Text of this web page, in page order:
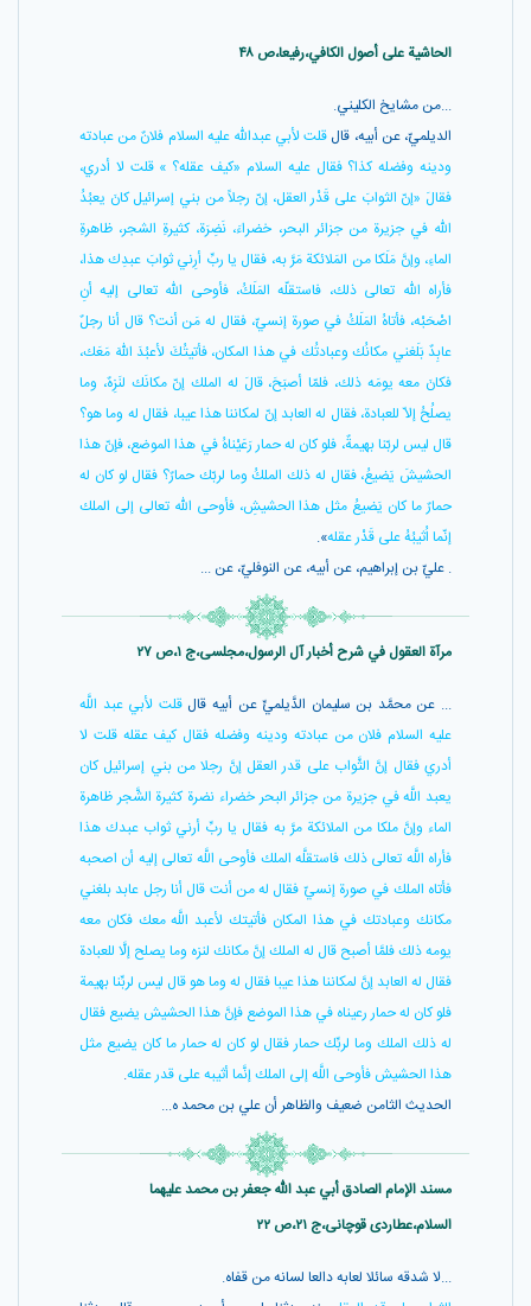
الحاشیة علی أصول الکافي،رفیعا،ص ۴۸
...من مشايخ الكليني.
الديلميّ، عن أبيه، قال قلت لأبي عبداللّه عليه السلام فلانٌ من عبادته
ودينه وفضله كذا؟ فقال عليه السلام «كيف عقله؟ » قلت لا أدري،
فقالَ «إنّ الثوابَ على قَدْر العقل، إنّ رجلاً من بني إسرائيل كانَ يعبُدُ
اللّه في جزيرة من جزائر البحر، خضراءَ، نَضِرَة، كثيرةِ الشجر، ظاهرةِ
الماءِ، وإنَّ مَلَكا من المَلائكة مَرَّ به، فقال يا ربِّ أرِني ثوابَ عبدِك هذا،
فأراه اللّه تعالى ذلك، فاستقلّه المَلَكُ، فأوحى اللّه تعالى إليه أنِ
اصْحَبْه، فأتاهُ المَلَكُ في صورة إنسيّ، فقال له مَن أنت؟ قال أنا رجلٌ
عابِدٌ بَلَغني مكانُك وعبادتُك في هذا المكان، فأتيتُكَ لأعبُدَ اللّهَ مَعَك،
فكانَ معه يومَه ذلك، فلمّا أصبَحَ، قالَ له الملك إنّ مكانَك لنَزِهٌ، وما
يصلُحُ إلاّ للعبادة، فقال له العابد إنّ لمكاننا هذا عيبا، فقال له وما هو؟
قال ليس لربّنا بهيمةٌ، فلو كان له حمار رَعَيْناهُ في هذا الموضع، فإنّ هذا
الحشيشَ يَضيعُ، فقال له ذلك الملكُ وما لربّك حمارٌ؟ فقال لو كان له
حمارٌ ما كان يَضيعُ مثل هذا الحشيشِ، فأوحى اللّه تعالى إلى الملك
إنّما اُثيبُهُ على قَدْر عقله».
. عليّ بن إبراهيم، عن أبيه، عن النوفليّ، عن ...
مرآة العقول في شرح أخبار آل الرسول،مجلسی،ج ۱،ص ۲۷
... عن محمَّد بن سليمان الدَّيلميِّ عن أبيه قالقلت لأبي عبد اللَّه
عليه السلام فلان من عبادته ودينه وفضله فقال كيف عقله قلت لا
أدري فقال إنَّ الثَّواب على قدر العقل إنَّ رجلا من بني إسرائيل كان
يعبد اللَّه في جزيرة من جزائر البحر خضراء نضرة كثيرة الشَّجر ظاهرة
الماء وإنَّ ملكا من الملائكة مرَّ به فقال يا ربِّ أرني ثواب عبدك هذا
فأراه اللَّه تعالى ذلك فاستقلَّه الملك فأوحى اللَّه تعالى إليه أن اصحبه
فأتاه الملك في صورة إنسيّ فقال له من أنت قال أنا رجل عابد بلغني
مكانك وعبادتك في هذا المكان فأتيتك لأعبد اللَّه معك فكان معه
يومه ذلك فلمَّا أصبح قال له الملك إنَّ مكانك لنزه وما يصلح إلَّا للعبادة
فقال له العابد إنَّ لمكاننا هذا عيبا فقال له وما هو قال ليس لربِّنا بهيمة
فلو كان له حمار رعيناه في هذا الموضع فإنَّ هذا الحشيش يضيع فقال
له ذلك الملك وما لربِّك حمار فقال لو كان له حمار ما كان يضيع مثل
هذا الحشيش فأوحى اللَّه إلى الملك إنَّما أثيبه على قدر عقله.
الحديث الثامن ضعيف والظاهر أن علي بن محمد ه...
مسند الإمام الصادق أبي عبد الله جعفر بن محمد عليهما
السلام،عطاردی قوچانی،ج ۲۱،ص ۲۲
...لا شدقه سائلا لعابه دالعا لسانه من قفاه.